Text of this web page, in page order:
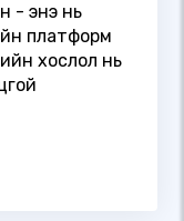
- энэ нь
платформ
хослол нь